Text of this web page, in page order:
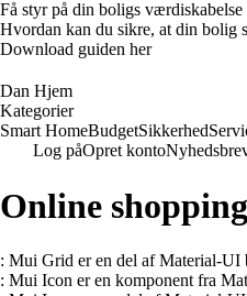
Få styr på din boligs værdiskabelse
Hvordan kan du sikre, at din bolig
Download guiden her
Dan Hjem
Kategorier
Smart HomeBudgetSikkerhed
Log påOpret konto
Online
: Mui Grid er en del af Material-UI
: Mui Icon er en komponent fra